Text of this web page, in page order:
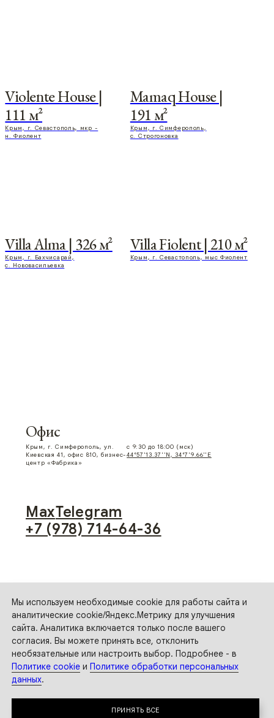
Мы используем необходимые cookie для работы сайта и
аналитические cookie/Яндекс.Метрику для улучшения
сайта. Аналитика включается только после вашего
согласия. Вы можете принять все, отклонить
необязательные или настроить выбор. Подробнее - в
Политике cookie и Политике обработки персональных
данных.
ПРИНЯТЬ ВСЕ